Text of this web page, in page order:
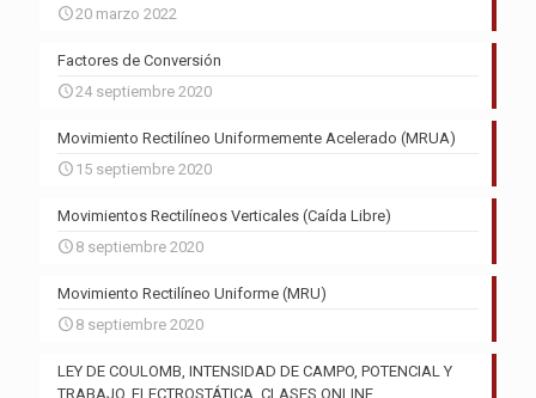
20 marzo 2022
Factores de Conversión
24 septiembre 2020
Movimiento Rectilíneo Uniformemente Acelerado (MRUA)
15 septiembre 2020
Movimientos Rectilíneos Verticales (Caída Libre)
8 septiembre 2020
Movimiento Rectilíneo Uniforme (MRU)
8 septiembre 2020
LEY DE COULOMB, INTENSIDAD DE CAMPO, POTENCIAL Y
TRABAJO. ELECTROSTÁTICA, CLASES ONLINE